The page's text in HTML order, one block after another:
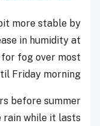
more stable by
in humidity at
fog over most
Friday morning.
before summer
while it lasts.